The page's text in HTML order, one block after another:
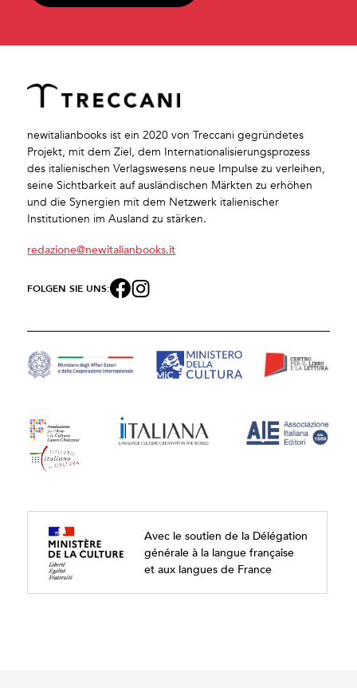
newitalianbooks ist ein 2020 von Treccani gegründetes
Projekt, mit dem Ziel, dem Internationalisierungsprozess
des italienischen Verlagswesens neue Impulse zu verleihen,
seine Sichtbarkeit auf ausländischen Märkten zu erhöhen
und die Synergien mit dem Netzwerk italienischer
Institutionen im Ausland zu stärken.
redazione@newitalianbooks.it
FOLGEN SIE UNS:
Avec le soutien de la Délégation
générale à la langue française
et aux langues de France